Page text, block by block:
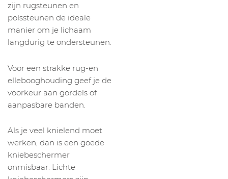
zijn rugsteunen en
polssteunen de ideale
manier om je lichaam
langdurig te ondersteunen.
Voor een strakke rug-en
ellebooghouding geef je de
voorkeur aan gordels of
aanpasbare banden.
Als je veel knielend moet
werken, dan is een goede
kniebeschermer
onmisbaar. Lichte